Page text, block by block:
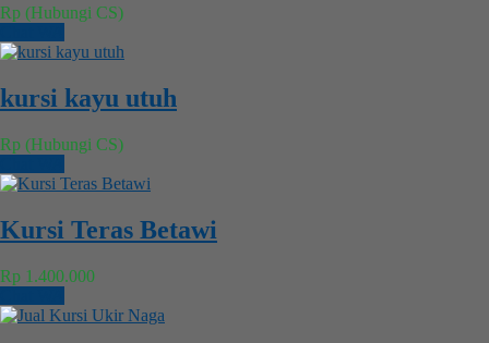
Rp (Hubungi CS)
kursi kayu utuh
Rp (Hubungi CS)
Kursi Teras Betawi
Rp 1.400.000